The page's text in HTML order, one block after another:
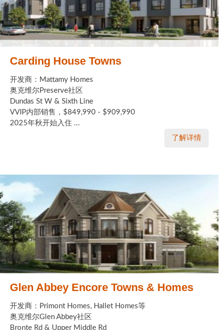
Carding House Towns
开发商：Mattamy Homes
奥克维尔Preserve社区
Dundas St W & Sixth Line
VVIP内部销售，$849,990 - $909,990
2025年秋开始入住 ...
了解详情
Glen Abbey Encore Towns & Homes
开发商：Primont Homes, Hallet Homes等
奥克维尔Glen Abbey社区
Bronte Rd & Upper Middle Rd